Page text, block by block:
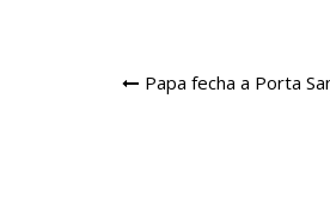
Navegação
Papa fecha a Porta